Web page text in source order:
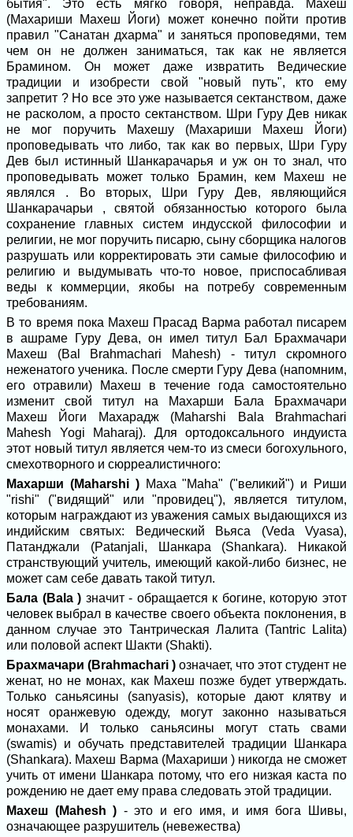
бытия". Это есть мягко говоря, неправда. Махеш
(Махариши Махеш Йоги) может конечно пойти против
правил "Санатан дхарма" и заняться проповедями, тем
чем он не должен заниматься, так как не является
Брамином. Он может даже извратить Ведические
традиции и изобрести свой "новый путь", кто ему
запретит ? Но все это уже называется сектанством, даже
не расколом, а просто сектанством. Шри Гуру Дев никак
не мог поручить Махешу (Махариши Махеш Йоги)
проповедывать что либо, так как во первых, Шри Гуру
Дев был истинный Шанкарачарья и уж он то знал, что
проповедывать может только Брамин, кем Махеш не
являлся . Во вторых, Шри Гуру Дев, являющийся
Шанкарачарьи , святой обязанностью которого была
сохранение главных систем индусской философии и
религии, не мог поручить писарю, сыну сборщика налогов
разрушать или корректировать эти самые философию и
религию и выдумывать что-то новое, приспосабливая
веды к коммерции, якобы на потребу современным
требованиям.
В то время пока Махеш Прасад Варма работал писарем
в ашраме Гуру Дева, он имел титул Бал Брахмачари
Махеш (Bal Brahmachari Mahesh) - титул скромного
неженатого ученика. После смерти Гуру Дева (напомним,
его отравили) Махеш в течение года самостоятельно
изменит свой титул на Махарши Бала Брахмачари
Махеш Йоги Махарадж (Maharshi Bala Brahmachari
Mahesh Yogi Maharaj). Для ортодоксального индуиста
этот новый титул является чем-то из смеси богохульного,
смехотворного и сюрреалистичного:
Махарши (Maharshi )Маха "Maha" ("великий") и Риши
"rishi" ("видящий" или "провидец"), является титулом,
которым награждают из уважения самых выдающихся из
индийским святых: Ведический Вьяса (Veda Vyasa),
Патанджали (Patanjali, Шанкара (Shankara). Никакой
странствующий учитель, имеющий какой-либо бизнес, не
может сам себе давать такой титул.
Бала (Bala ) значит - обращается к богине, которую этот
человек выбрал в качестве своего объекта поклонения, в
данном случае это Тантрическая Лалита (Tantric Lalita)
или половой аспект Шакти (Shakti).
Брахмачари (Brahmachari ) означает, что этот студент не
женат, но не монах, как Махеш позже будет утверждать.
Только саньясины (sanyasis), которые дают клятву и
носят оранжевую одежду, могут законно называться
монахами. И только саньясины могут стать свами
(swamis) и обучать представителей традиции Шанкара
(Shankara). Махеш Варма (Махариши ) никогда не сможет
учить от имени Шанкара потому, что его низкая каста по
рождению не дает ему права следовать этой традиции.
Махеш (Mahesh ) - это и его имя, и имя бога Шивы,
означающее разрушитель (невежества)